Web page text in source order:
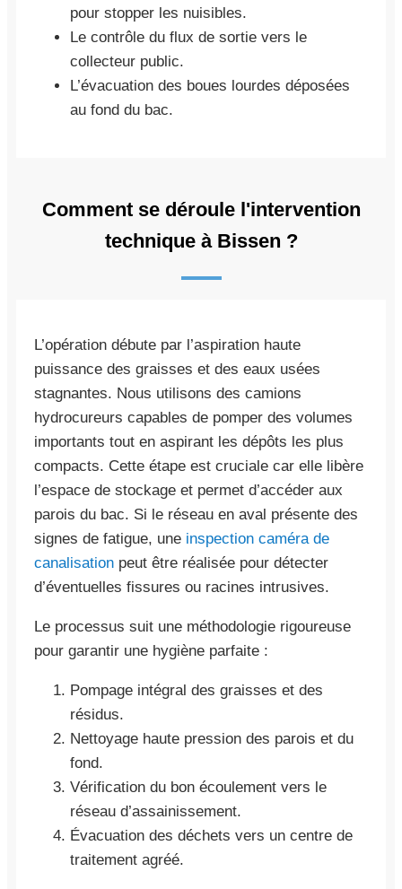
pour stopper les nuisibles.
Le contrôle du flux de sortie vers le
collecteur public.
L’évacuation des boues lourdes déposées
au fond du bac.
Comment se déroule l'intervention
technique à Bissen ?
L’opération débute par l’aspiration haute
puissance des graisses et des eaux usées
stagnantes. Nous utilisons des camions
hydrocureurs capables de pomper des volumes
importants tout en aspirant les dépôts les plus
compacts. Cette étape est cruciale car elle libère
l’espace de stockage et permet d’accéder aux
parois du bac. Si le réseau en aval présente des
signes de fatigue, une inspection caméra de
canalisation peut être réalisée pour détecter
d’éventuelles fissures ou racines intrusives.
Le processus suit une méthodologie rigoureuse
pour garantir une hygiène parfaite :
Pompage intégral des graisses et des
résidus.
Nettoyage haute pression des parois et du
fond.
Vérification du bon écoulement vers le
réseau d’assainissement.
Évacuation des déchets vers un centre de
traitement agréé.